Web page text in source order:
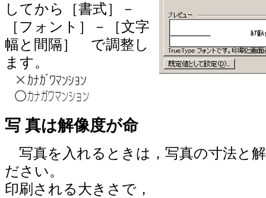
してから［書式］－
［フォント］－［文字
幅と間隔］ で調整し
ます。
写 真は解像度が命
写真を入れるときは，写真の寸法と
ださい。
印刷される大きさで，